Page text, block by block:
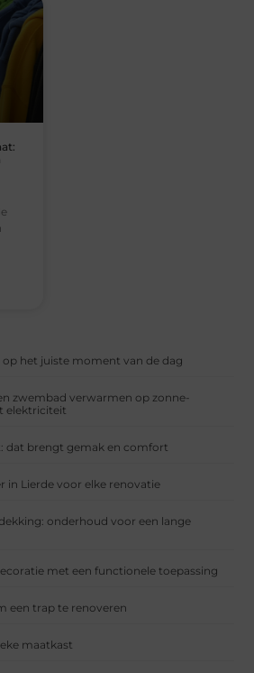
het juiste moment van de dag
zwembad verwarmen op zonne-
elektriciteit
dat brengt gemak en comfort
in Lierde voor elke renovatie
onderhoud voor een lange
met een functionele toepassing
een trap te renoveren
maatkast